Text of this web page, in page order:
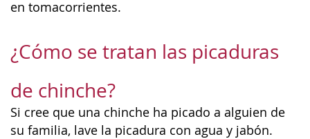
en tomacorrientes.
¿Cómo se tratan las picaduras
de chinche?
Si cree que una chinche ha picado a alguien de
su familia, lave la picadura con agua y jabón.